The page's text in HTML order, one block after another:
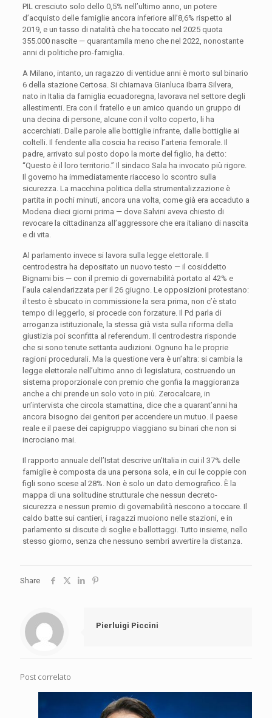
PIL cresciuto solo dello 0,5% nell’ultimo anno, un potere
d’acquisto delle famiglie ancora inferiore all’8,6% rispetto al
2019, e un tasso di natalità che ha toccato nel 2025 quota
355.000 nascite — quarantamila meno che nel 2022, nonostante
anni di politiche pro-famiglia.
A Milano, intanto, un ragazzo di ventidue anni è morto sul binario
6 della stazione Certosa. Si chiamava Gianluca Ibarra Silvera,
nato in Italia da famiglia ecuadoregna, lavorava nel settore degli
allestimenti. Era con il fratello e un amico quando un gruppo di
una decina di persone, alcune con il volto coperto, li ha
accerchiati. Dalle parole alle bottiglie infrante, dalle bottiglie ai
coltelli. Il fendente alla coscia ha reciso l’arteria femorale. Il
padre, arrivato sul posto dopo la morte del figlio, ha detto:
“Questo è il loro territorio.” Il sindaco Sala ha invocato più rigore.
Il governo ha immediatamente riacceso lo scontro sulla
sicurezza. La macchina politica della strumentalizzazione è
partita in pochi minuti, ancora una volta, come già era accaduto a
Modena dieci giorni prima — dove Salvini aveva chiesto di
revocare la cittadinanza all’aggressore che era italiano di nascita
e di vita.
Al parlamento invece si lavora sulla legge elettorale. Il
centrodestra ha depositato un nuovo testo — il cosiddetto
Bignami bis — con il premio di governabilità portato al 42% e
l’aula calendarizzata per il 26 giugno. Le opposizioni protestano:
il testo è sbucato in commissione la sera prima, non c’è stato
tempo di leggerlo, si procede con forzature. Il Pd parla di
arroganza istituzionale, la stessa già vista sulla riforma della
giustizia poi sconfitta al referendum. Il centrodestra risponde
che si sono tenute settanta audizioni. Ognuno ha le proprie
ragioni procedurali. Ma la questione vera è un’altra: si cambia la
legge elettorale nell’ultimo anno di legislatura, costruendo un
sistema proporzionale con premio che gonfia la maggioranza
anche a chi prende un solo voto in più. Zerocalcare, in
un’intervista che circola stamattina, dice che a quarant’anni ha
ancora bisogno dei genitori per accendere un mutuo. Il paese
reale e il paese dei capigruppo viaggiano su binari che non si
incrociano mai.
Il rapporto annuale dell’Istat descrive un’Italia in cui il 37% delle
famiglie è composta da una persona sola, e in cui le coppie con
figli sono scese al 28%. Non è solo un dato demografico. È la
mappa di una solitudine strutturale che nessun decreto-
sicurezza e nessun premio di governabilità riescono a toccare. Il
caldo batte sui cantieri, i ragazzi muoiono nelle stazioni, e in
parlamento si discute di soglie e ballottaggi. Tutto insieme, nello
stesso giorno, senza che nessuno sembri avvertire la distanza.
Share
Pierluigi Piccini
Post correlato